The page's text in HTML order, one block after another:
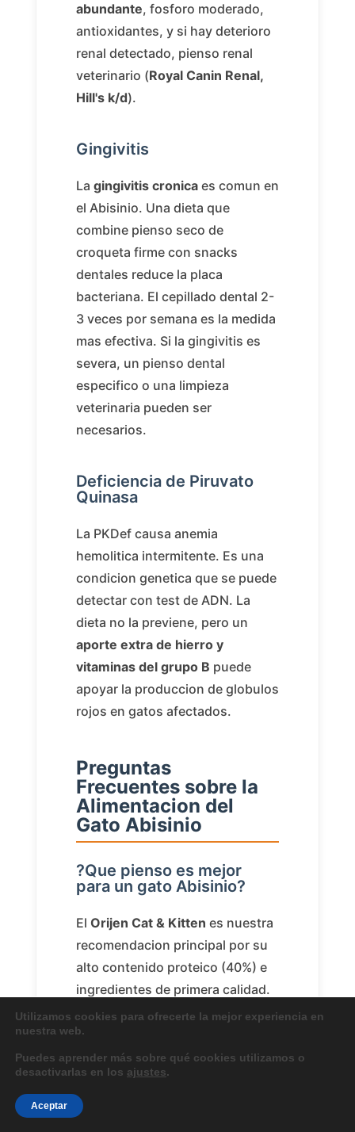
abundante, fosforo moderado,
antioxidantes, y si hay deterioro
renal detectado, pienso renal
veterinario (Royal Canin Renal,
Hill's k/d).
Gingivitis
La gingivitis cronicaes comun en
el Abisinio. Una dieta que
combine pienso seco de
croqueta firme con snacks
dentales reduce la placa
bacteriana. El cepillado dental 2-
3 veces por semana es la medida
mas efectiva. Si la gingivitis es
severa, un pienso dental
especifico o una limpieza
veterinaria pueden ser
necesarios.
Deficiencia de Piruvato
Quinasa
La PKDef causa anemia
hemolitica intermitente. Es una
condicion genetica que se puede
detectar con test de ADN. La
dieta no la previene, pero un
aporte extra de hierro y
vitaminas del grupo B puede
apoyar la produccion de globulos
rojos en gatos afectados.
Preguntas
Frecuentes sobre la
Alimentacion del
Gato Abisinio
?Que pienso es mejor
para un gato Abisinio?
El Orijen Cat & Kitten es nuestra
recomendacion principal por su
alto contenido proteico (40%) e
ingredientes de primera calidad.
Taste of the Wild Canyon River
es la mejor alternativa en relacion
calidad-precio con un
impresionante 42% de proteina
de pescado.
Utilizamos cookies para ofrecerte la mejor experiencia en
nuestra web.
Puedes aprender más sobre qué cookies utilizamos o
desactivarlas en los ajustes.
Aceptar